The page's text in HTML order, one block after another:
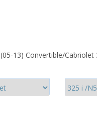
13) Convertible/